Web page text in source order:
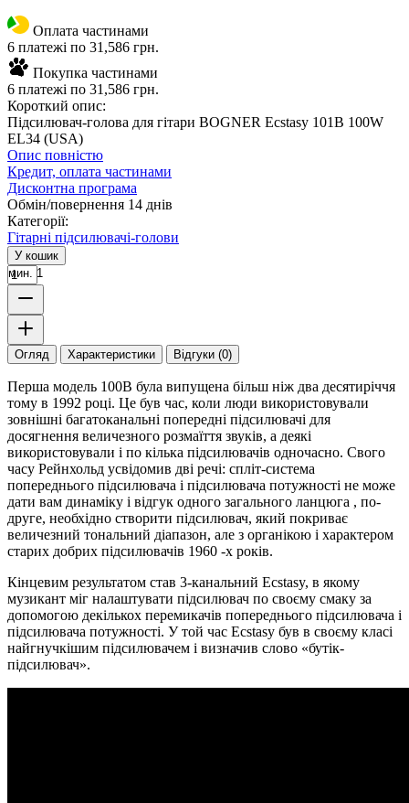
Оплата частинами
6 платежі по 31,586 грн.
Покупка частинами
6 платежі по 31,586 грн.
Короткий опис:
Підсилювач-голова для гітари BOGNER Ecstasy 101B 100W
EL34 (USA)
Опис повністю
Кредит, оплата частинами
Дисконтна програма
Обмін/повернення 14 днів
Категорії:
Гітарні підсилювачі-голови
У кошик
мин. 1
Огляд Характеристики Відгуки (0)
Перша модель 100B була випущена більш ніж два десятиріччя
тому в 1992 році. Це був час, коли люди використовували
зовнішні багатоканальні попередні підсилювачі для
досягнення величезного розмаїття звуків, а деякі
використовували і по кілька підсилювачів одночасно. Свого
часу Рейнхольд усвідомив дві речі: спліт-система
попереднього підсилювача і підсилювача потужності не може
дати вам динаміку і відгук одного загального ланцюга , по-
друге, необхідно створити підсилювач, який покриває
величезний тональний діапазон, але з органікою і характером
старих добрих підсилювачів 1960 -х років.
Кінцевим результатом став 3-канальний Ecstasy, в якому
музикант міг налаштувати підсилювач по своєму смаку за
допомогою декількох перемикачів попереднього підсилювача і
підсилювача потужності. У той час Ecstasy був в своєму класі
найгнучкішим підсилювачем і визначив слово «бутік-
підсилювач».